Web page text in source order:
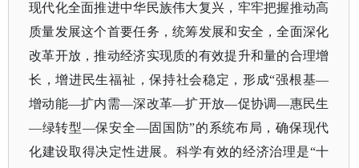
现代化全面推进中华民族伟大复兴，牢牢把握推动高
质量发展这个首要任务，统筹发展和安全，全面深化
改革开放，推动经济实现质的有效提升和量的合理增
长，增进民生福祉，保持社会稳定，形成“强根基—
增动能—扩内需—深改革—扩开放—促协调—惠民生
—绿转型—保安全—固国防”的系统布局，确保现代
化建设取得决定性进展。科学有效的经济治理是“十